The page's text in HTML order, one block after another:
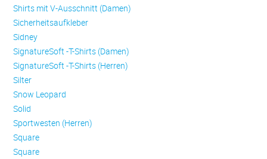
Shirts mit V-Ausschnitt (Damen)
Sicherheitsaufkleber
Sidney
SignatureSoft -T-Shirts (Damen)
SignatureSoft -T-Shirts (Herren)
Silter
Snow Leopard
Solid
Sportwesten (Herren)
Square
Square